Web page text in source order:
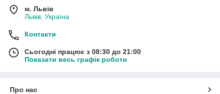
м. Львів
Львів, Україна
Контакти
Сьогодні працює з 08:30 до 21:00
Показати весь графік роботи
Про нас